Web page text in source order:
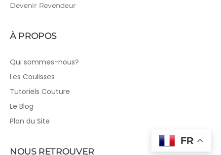
Devenir Revendeur
À PROPOS
Qui sommes-nous?
Les Coulisses
Tutoriels Couture
Le Blog
Plan du Site
NOUS RETROUVER
FR